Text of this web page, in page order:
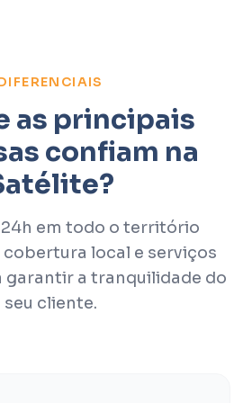
as principais
confiam na
em todo o território
local e serviços
garantir a tranquilidade do
seu cliente.